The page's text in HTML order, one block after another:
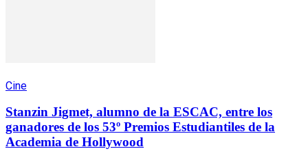
Cine
Stanzin Jigmet, alumno de la ESCAC, entre los
ganadores de los 53º Premios Estudiantiles de la
Academia de Hollywood